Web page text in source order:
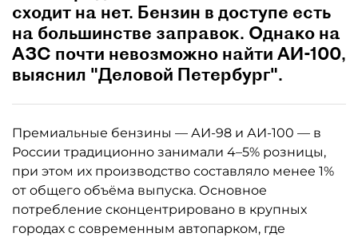
сходит на нет. Бензин в доступе есть
на большинстве заправок. Однако на
АЗС почти невозможно найти АИ-100,
выяснил "Деловой Петербург".
Премиальные бензины — АИ-98 и АИ-100 — в
России традиционно занимали 4–5% розницы,
при этом их производство составляло менее 1%
от общего объёма выпуска. Основное
потребление сконцентрировано в крупных
городах с современным автопарком, где